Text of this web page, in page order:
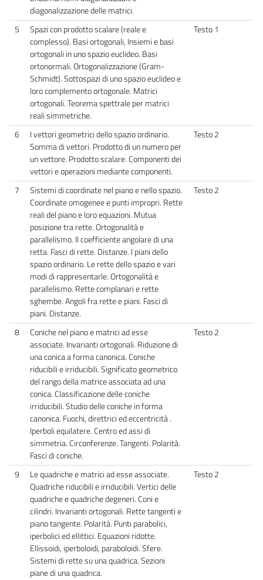
diagonalizzazione delle matrici.
5
Spazi con prodotto scalare (reale e
complesso). Basi ortogonali, Insiemi e basi
ortogonali in uno spazio euclideo. Basi
ortonormali. Ortogonalizzazione (Gram-
Schmidt). Sottospazi di uno spazio euclideo e
loro complemento ortogonale. Matrici
ortogonali. Teorema spettrale per matrici
reali simmetriche.
Testo 1
6
I vettori geometrici dello spazio ordinario.
Somma di vettori. Prodotto di un numero per
un vettore. Prodotto scalare. Componenti dei
vettori e operazioni mediante componenti.
Testo 2
7
Sistemi di coordinate nel piano e nello spazio.
Coordinate omogenee e punti impropri. Rette
reali del piano e loro equazioni. Mutua
posizione tra rette. Ortogonalità e
parallelismo. Il coefficiente angolare di una
retta. Fasci di rette. Distanze. I piani dello
spazio ordinario. Le rette dello spazio e vari
modi di rappresentarle. Ortogonalità e
parallelismo. Rette complanari e rette
sghembe. Angoli fra rette e piani. Fasci di
piani. Distanze.
Testo 2
8
Coniche nel piano e matrici ad esse
associate. Invarianti ortogonali. Riduzione di
una conica a forma canonica. Coniche
riducibili e irriducibili. Significato geometrico
del rango della matrice associata ad una
conica. Classificazione delle coniche
irriducibili. Studio delle coniche in forma
canonica. Fuochi, direttrici ed eccentricità .
Iperboli equilatere. Centro ed assi di
simmetria. Circonferenze. Tangenti. Polarità.
Fasci di coniche.
Testo 2
9
Le quadriche e matrici ad esse associate.
Quadriche riducibili e irriducibili. Vertici delle
quadriche e quadriche degeneri. Coni e
cilindri. Invarianti ortogonali. Rette tangenti e
piano tangente. Polarità. Punti parabolici,
iperbolici ed ellittici. Equazioni ridotte.
Ellissoidi, iperboloidi, paraboloidi. Sfere.
Sistemi di rette su una quadrica. Sezioni
piane di una quadrica.
Testo 2